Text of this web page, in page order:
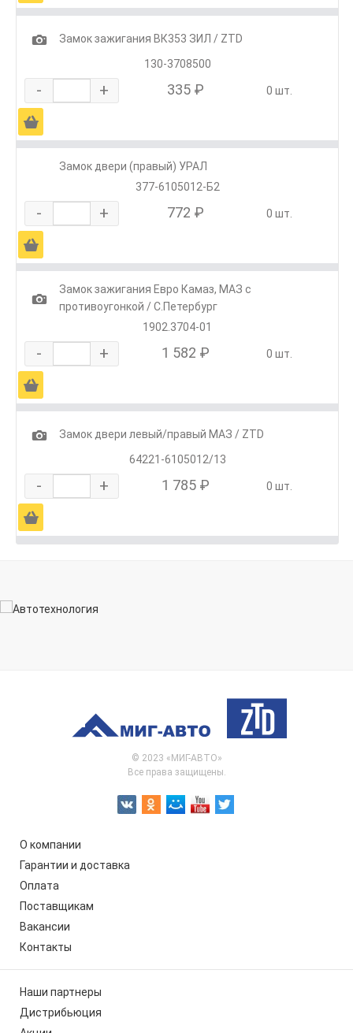
1
Замок зажигания ВК353 ЗИЛ / ZTD
130-3708500
- + 335 ₽ 0 шт.
Ä
Замок двери (правый) УРАЛ
377-6105012-Б2
- + 772 ₽ 0 шт.
Ä
1
Замок зажигания Евро Камаз, МАЗ с
противоугонкой / С.Петербург
1902.3704-01
- + 1 582 ₽ 0 шт.
Ä
1
Замок двери левый/правый МАЗ / ZTD
64221-6105012/13
- + 1 785 ₽ 0 шт.
Ä
© 2023 «МИГ-АВТО»
Все права защищены.
О компании
Гарантии и доставка
Оплата
Поставщикам
Вакансии
Контакты
Наши партнеры
Дистрибьюция